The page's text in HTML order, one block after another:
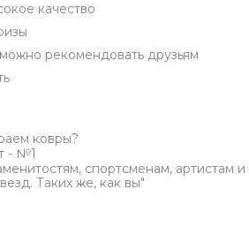
качество
рекомендовать друзьям
ковры?
- №1
спортсменам, артистам и
Таких же, как вы"